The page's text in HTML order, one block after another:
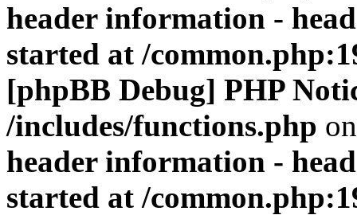
header information -
started at /
[phpBB Debug] PHP
/includes/functions.php
header information -
started at /